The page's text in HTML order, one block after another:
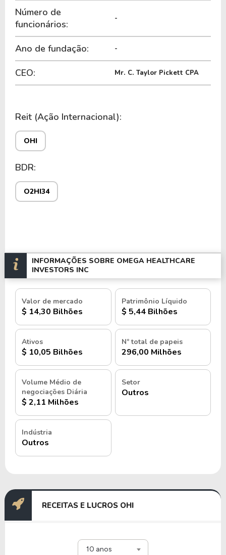
Número de
funcionários:
-
Ano de fundação: -
CEO: Mr. C. Taylor Pickett CPA
Reit (Ação Internacional):
OHI
BDR:
O2HI34
INFORMAÇÕES SOBRE OMEGA HEALTHCARE
INVESTORS INC
Valor de mercado
$ 14,30 Bilhões
Patrimônio Líquido
$ 5,44 Bilhões
Ativos
$ 10,05 Bilhões
Nº total de papeis
296,00 Milhões
Volume Médio de
negociações Diária
$ 2,11 Milhões
Setor
Outros
Indústria
Outros
RECEITAS E LUCROS OHI
10 anos